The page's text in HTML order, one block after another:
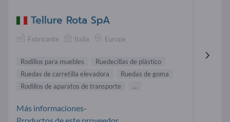
Tellure Rota SpA
Fabricante Italia Europa
Rodillos para muebles
Ruedecillas de plástico
Ruedas de carretilla elevadora
Ruedas de goma
Rodillos de aparatos de transporte
...
Más informaciones-